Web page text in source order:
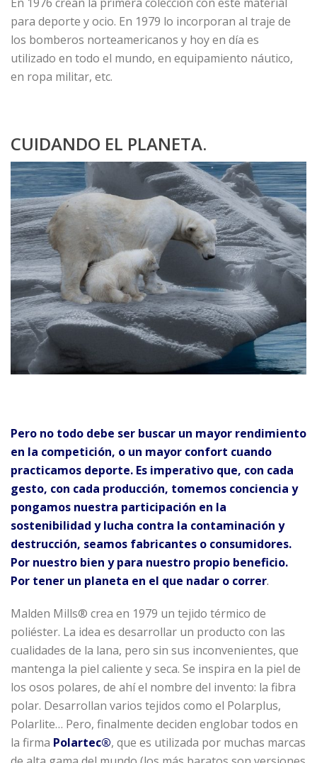
En 1976 crean la primera colección con este material
para deporte y ocio. En 1979 lo incorporan al traje de
los bomberos norteamericanos y hoy en día es
utilizado en todo el mundo, en equipamiento náutico,
en ropa militar, etc.
CUIDANDO EL PLANETA.
Pero no todo debe ser buscar un mayor rendimiento
en la competición, o un mayor confort cuando
practicamos deporte. Es imperativo que, con cada
gesto, con cada producción, tomemos conciencia y
pongamos nuestra participación en la
sostenibilidad y lucha contra la contaminación y
destrucción, seamos fabricantes o consumidores.
Por nuestro bien y para nuestro propio beneficio.
Por tener un planeta en el que nadar o correr.
Malden Mills® crea en 1979 un tejido térmico de
poliéster. La idea es desarrollar un producto con las
cualidades de la lana, pero sin sus inconvenientes, que
mantenga la piel caliente y seca. Se inspira en la piel de
los osos polares, de ahí el nombre del invento: la fibra
polar. Desarrollan varios tejidos como el Polarplus,
Polarlite… Pero, finalmente deciden englobar todos en
la firma Polartec®, que es utilizada por muchas marcas